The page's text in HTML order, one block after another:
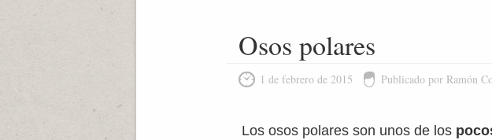
Osos polares
1 de febrero de 2015 Publicado por Ramón
Los osos polares son unos de los